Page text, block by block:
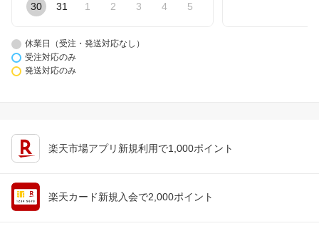
30 31 1 2 3 4 5
休業日（受注・発送対応なし）
受注対応のみ
発送対応のみ
楽天市場アプリ新規利用で1,000ポイント
楽天カード新規入会で2,000ポイント